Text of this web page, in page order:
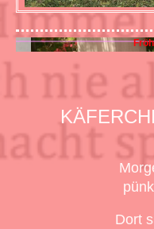
Morgens
pünktlich in
Dort sitzt es